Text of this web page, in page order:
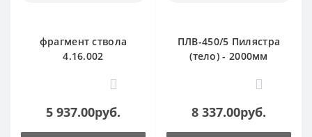
фрагмент ствола
4.16.002
0
5 937.00руб.
ПЛВ-450/5 Пилястра
(тело) - 2000мм
0
8 337.00руб.